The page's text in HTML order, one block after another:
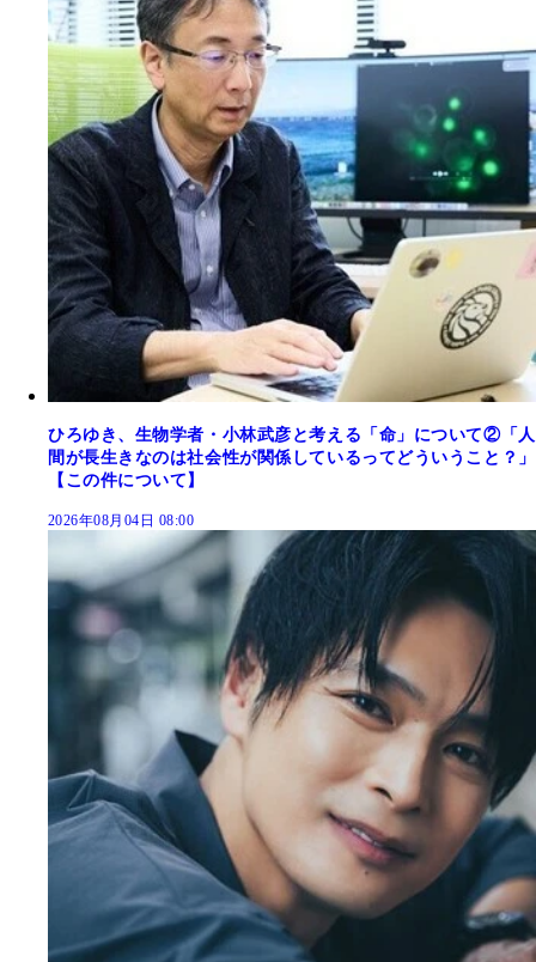
ひろゆき、生物学者・小林武彦と考える「命」について②「人
間が長生きなのは社会性が関係しているってどういうこと？」
【この件について】
2026年08月04日 08:00